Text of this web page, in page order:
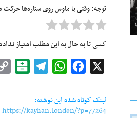
توجه: وقتی با ماوس روی ستاره‌ها حرکت
کسی تا به حال به این مطلب امتیاز
Facebook
WhatsApp
Telegram
لینک کوتاه شده این نوشته:
https://kayhan.london/?p=77264